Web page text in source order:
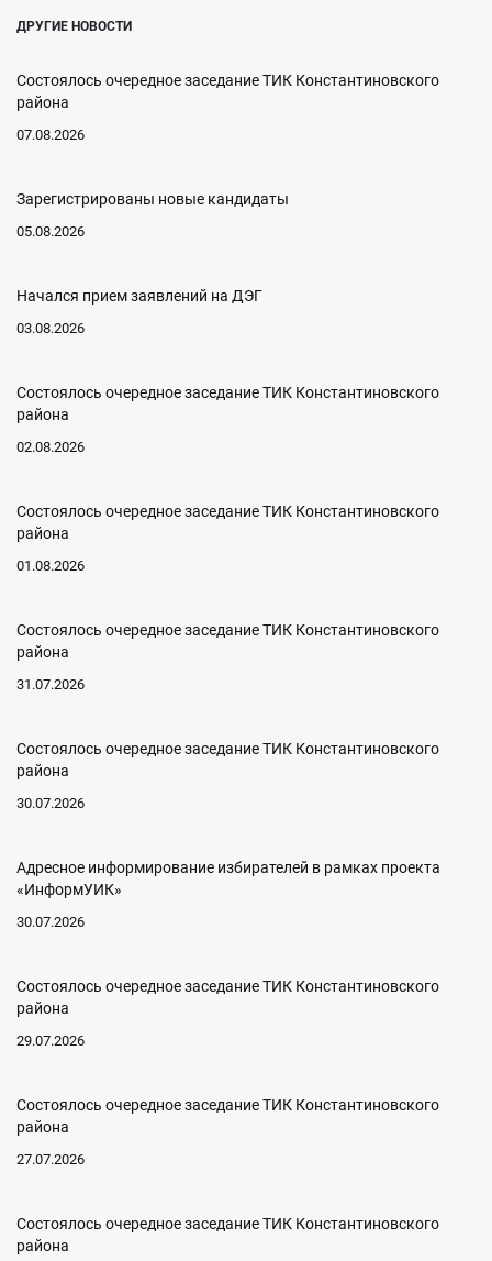
ДРУГИЕ НОВОСТИ
Состоялось очередное заседание ТИК Константиновского
района
07.08.2026
Зарегистрированы новые кандидаты
05.08.2026
Начался прием заявлений на ДЭГ
03.08.2026
Состоялось очередное заседание ТИК Константиновского
района
02.08.2026
Состоялось очередное заседание ТИК Константиновского
района
01.08.2026
Состоялось очередное заседание ТИК Константиновского
района
31.07.2026
Состоялось очередное заседание ТИК Константиновского
района
30.07.2026
Адресное информирование избирателей в рамках проекта
«ИнформУИК»
30.07.2026
Состоялось очередное заседание ТИК Константиновского
района
29.07.2026
Состоялось очередное заседание ТИК Константиновского
района
27.07.2026
Состоялось очередное заседание ТИК Константиновского
района